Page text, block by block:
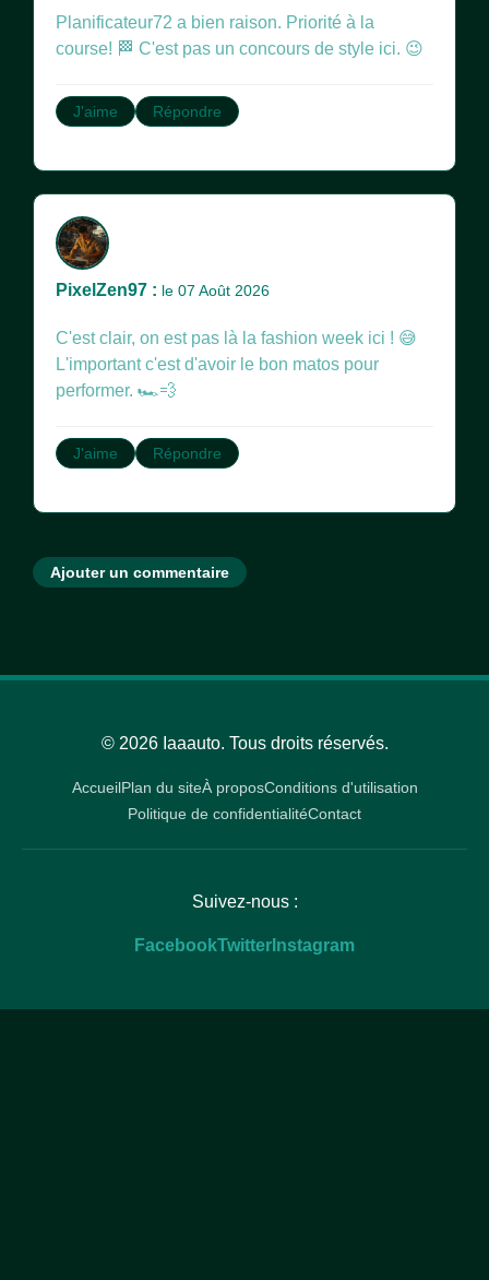
Planificateur72 a bien raison. Priorité à la
course! 🏁 C'est pas un concours de style ici. 😉
J'aime Répondre
PixelZen97 : le 07 Août 2026
C'est clair, on est pas là la fashion week ici ! 😅
L'important c'est d'avoir le bon matos pour
performer. 🏎️💨
J'aime Répondre
Ajouter un commentaire
© 2026 Iaaauto. Tous droits réservés.
AccueilPlan du siteÀ proposConditions d'utilisation
Politique de confidentialitéContact
Suivez-nous :
FacebookTwitter Instagram